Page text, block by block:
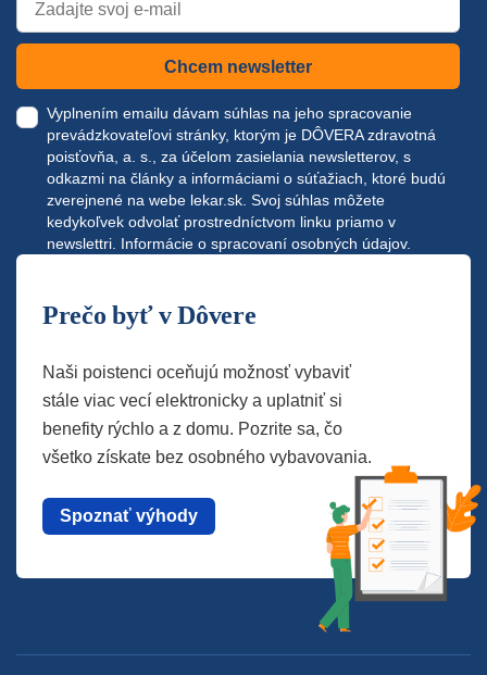
Chcem newsletter
Vyplnením emailu dávam súhlas na jeho spracovanie
prevádzkovateľovi stránky, ktorým je DÔVERA zdravotná
poisťovňa, a. s., za účelom zasielania newsletterov, s
odkazmi na články a informáciami o súťažiach, ktoré budú
zverejnené na webe lekar.sk. Svoj súhlas môžete
kedykoľvek odvolať prostredníctvom linku priamo v
newslettri. Informácie o spracovaní osobných údajov.
Prečo byť v Dôvere
Naši poistenci oceňujú možnosť vybaviť
stále viac vecí elektronicky a uplatniť si
benefity rýchlo a z domu. Pozrite sa, čo
všetko získate bez osobného vybavovania.
Spoznať výhody